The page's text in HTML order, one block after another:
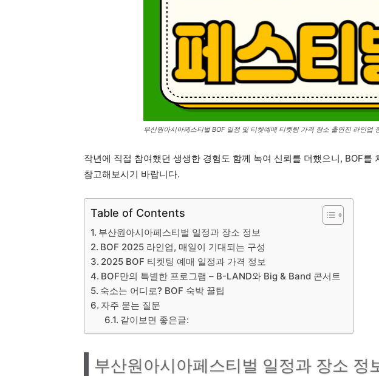
부산원아시아페스티벌 BOF 일정 및 티켓예매 티켓팅 가격 장소 출연진 라인업
작년에 직접 참여했던 생생한 경험도 함께 녹여 신뢰를 더했으니, BOF를
참고해보시기 바랍니다.
Table of Contents
부산원아시아페스티벌 일정과 장소 정보
BOF 2025 라인업, 매일이 기대되는 구성
2025 BOF 티켓팅 예매 일정과 가격 정보
BOF만의 특별한 프로그램 – B-LAND와 Big & Band 콘서트
숙소는 어디로? BOF 숙박 꿀팁
자주 묻는 질문
같이보면 좋은글:
부산원아시아페스티벌 일정과 장소 정